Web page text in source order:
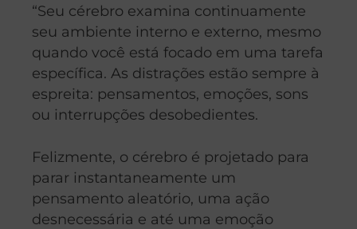
“Seu cérebro examina continuamente
seu ambiente interno e externo, mesmo
quando você está focado em uma tarefa
específica. As distrações estão sempre à
espreita: pensamentos, emoções, sons
ou interrupções desobedientes.
Felizmente, o cérebro é projetado para
parar instantaneamente um
pensamento aleatório, uma ação
desnecessária e até uma emoção